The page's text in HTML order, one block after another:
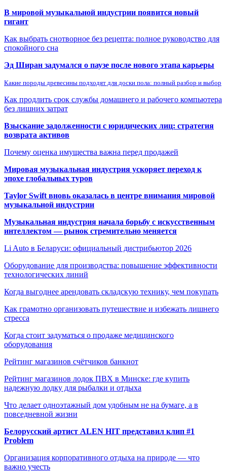
В мировой музыкальной индустрии появится новый
гигант
Как выбрать снотворное без рецепта: полное руководство для
спокойного сна
Эд Ширан задумался о паузе после нового этапа карьеры
Какие породы древесины подходят для доски пола: полный разбор и выбор
Как продлить срок службы домашнего и рабочего компьютера
без лишних затрат
Взыскание задолженности с юридических лиц: стратегия
возврата активов
Почему оценка имущества важна перед продажей
Мировая музыкальная индустрия ускоряет переход к
эпохе глобальных туров
Taylor Swift вновь оказалась в центре внимания мировой
музыкальной индустрии
Музыкальная индустрия начала борьбу с искусственным
интеллектом — рынок стремительно меняется
Li Auto в Беларуси: официальный дистрибьютор 2026
Оборудование для производства: повышение эффективности
технологических линий
Когда выгоднее арендовать складскую технику, чем покупать
Как грамотно организовать путешествие и избежать лишнего
стресса
Когда стоит задуматься о продаже медицинского
оборудования
Рейтинг магазинов счётчиков банкнот
Рейтинг магазинов лодок ПВХ в Минске: где купить
надежную лодку для рыбалки и отдыха
Что делает одноэтажный дом удобным не на бумаге, а в
повседневной жизни
Белорусский артист ALEN HIT представил клип #1
Problem
Организация корпоративного отдыха на природе — что
важно учесть